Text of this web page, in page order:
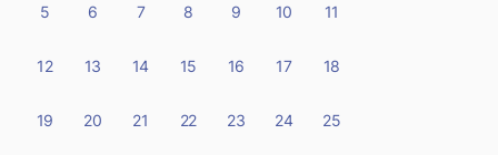
5 6 7 8 9 10 11
12 13 14 15 16 17 18
19 20 21 22 23 24 25